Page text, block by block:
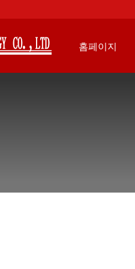
홈페이지